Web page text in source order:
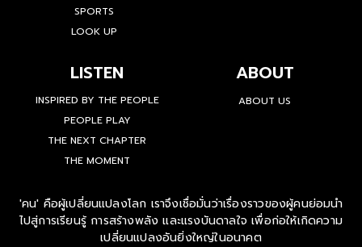
SPORTS
LOOK UP
LISTEN
INSPIRED BY THE PEOPLE
PEOPLE PLAY
THE NEXT CHAPTER
THE MOMENT
ABOUT
ABOUT US
'คน' คือผู้เปลี่ยนแปลงโลก เราจึงเชื่อมั่นว่าเรื่องราวของผู้คนย่อมนำ
ไปสู่การเรียนรู้ การสร้างพลัง และแรงบันดาลใจ เพื่อก่อให้เกิดความ
เปลี่ยนแปลงอันยิ่งใหญ่ในอนาคต